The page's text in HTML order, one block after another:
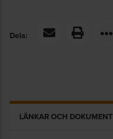
Dela:
LÄNKAR OCH DOKUMENT